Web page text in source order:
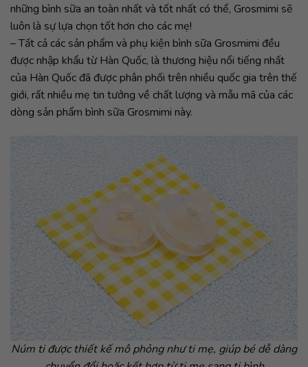
những bình sữa an toàn nhất và tốt nhất có thể, Grosmimi sẽ
luôn là sự lựa chọn tốt hơn cho các mẹ!
– Tất cả các sản phẩm và phụ kiện bình sữa Grosmimi đều
được nhập khẩu từ Hàn Quốc, là thương hiệu nổi tiếng nhất
của Hàn Quốc đã được phân phối trên nhiều quốc gia trên thế
giới, rất nhiều mẹ tin tưởng về chất lượng và mẫu mã của các
dòng sản phẩm bình sữa Grosmimi này.
Núm ti được thiết kế mô phỏng như ti mẹ, giúp bé dễ dàng